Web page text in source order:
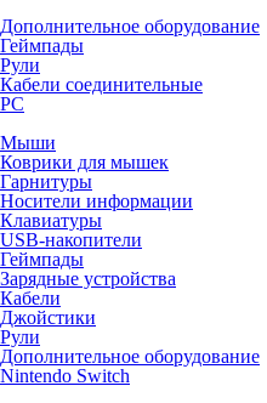
Дополнительное оборудование
Геймпады
Рули
Кабели соединительные
PC
Мыши
Коврики для мышек
Гарнитуры
Носители информации
Клавиатуры
USB-накопители
Геймпады
Зарядные устройства
Кабели
Джойстики
Рули
Дополнительное оборудование
Nintendo Switch